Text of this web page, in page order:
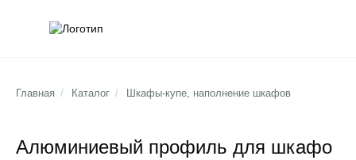
Главная / Каталог / Шкафы-купе, наполнение шкафов
Алюминиевый профиль для шкафо